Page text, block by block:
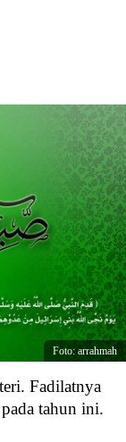
Foto: arrahmah
Fadilatnya
tahun ini.